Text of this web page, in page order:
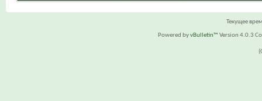
Текущее
Powered byvBulletin™ Version 4.0.3